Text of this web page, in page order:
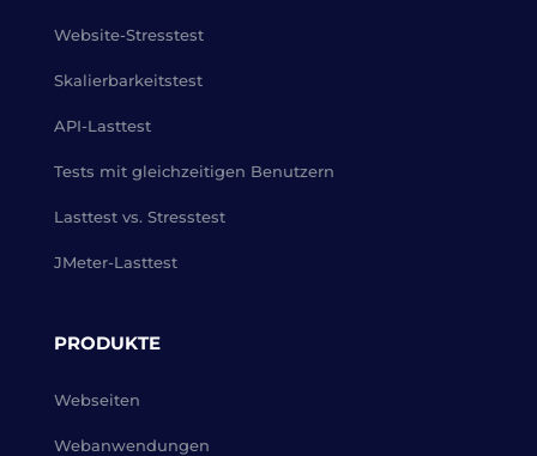
Website-Stresstest
Skalierbarkeitstest
API-Lasttest
Tests mit gleichzeitigen Benutzern
Lasttest vs. Stresstest
JMeter-Lasttest
PRODUKTE
Webseiten
Webanwendungen